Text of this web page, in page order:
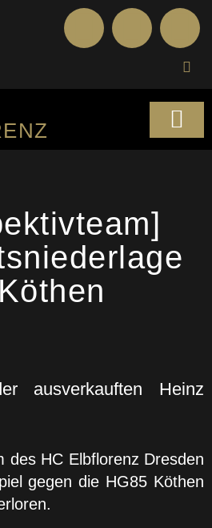
ausverkauften Heinz
des HC Elbflorenz Dresden
gegen die HG85 Köthen